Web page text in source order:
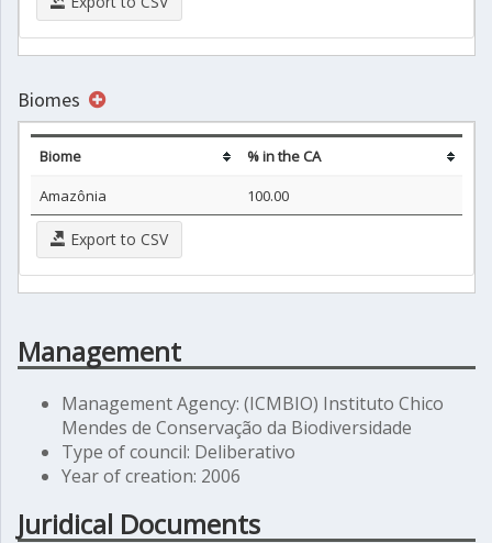
Biomes
Biome
% in the CA
Amazônia
100.00
Export to CSV
Management
Management Agency: (ICMBIO) Instituto Chico
Mendes de Conservação da Biodiversidade
Type of council: Deliberativo
Year of creation: 2006
Juridical Documents